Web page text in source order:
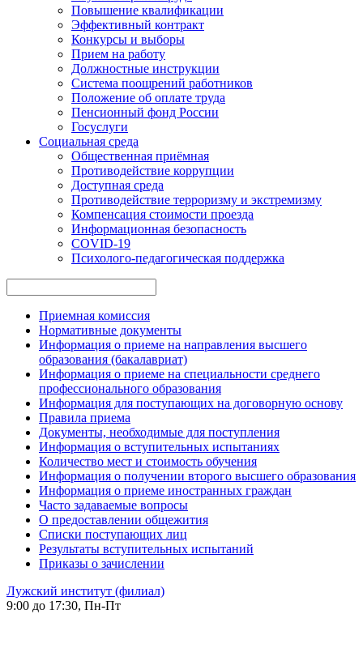
Повышение квалификации
Эффективный контракт
Конкурсы и выборы
Прием на работу
Должностные инструкции
Система поощрений работников
Положение об оплате труда
Пенсионный фонд России
Госуслуги
Социальная среда
Общественная приёмная
Противодействие коррупции
Доступная среда
Противодействие терроризму и экстремизму
Компенсация стоимости проезда
Информационная безопасность
COVID-19
Психолого-педагогическая поддержка
Приемная комиссия
Нормативные документы
Информация о приеме на направления высшего
образования (бакалавриат)
Информация о приеме на специальности среднего
профессионального образования
Информация для поступающих на договорную основу
Правила приема
Документы, необходимые для поступления
Информация о вступительных испытаниях
Количество мест и стоимость обучения
Информация о получении второго высшего образования
Информация о приеме иностранных граждан
Часто задаваемые вопросы
О предоставлении общежития
Списки поступающих лиц
Результаты вступительных испытаний
Приказы о зачислении
Лужский институт (филиал)
9:00 до 17:30, Пн-Пт